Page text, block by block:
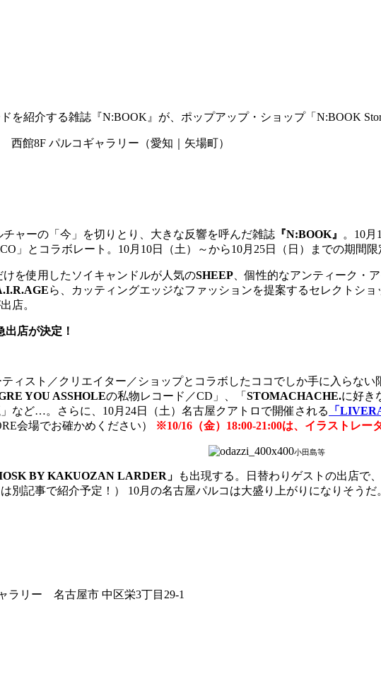
を紹介する雑誌『N:BOOK』が、ポップアップ・ショップ「N:BOOK
西館8F パルコギャラリー（愛知｜矢場町）
ャーの「今」を切りとり、大きな反響を呼んだ雑誌 『N:BOOK』
。10
」とコラボレート。10月10日（土）～から10月25日（日）までの期間限
を使用したソイキャンドルが人気のSHEEP 、個性的なアンティーク・
ら、カッティングエッジなファッションを提案するセレクトシ
店。
店が決定！
ィスト／クリエイター／ショップとコラボしたココでしか手に入らない
YOU ASSHOLEの私物レコード／CD」、「 STOMACHACHE.に好き
など…。さらに、10月24日（土）名古屋クアトロで開催される
「
会場でお確かめください）
※10/16（金）18:00-21:00は、イラストレー
小田島等
BY KAKUOZAN LARDER」
も出現する。日替わりゲストの出店で
別記事で紹介予定！） 10月の名古屋パルコは大盛り上がりになりそうだ
ラリー 名古屋市 中区栄3丁目29-1